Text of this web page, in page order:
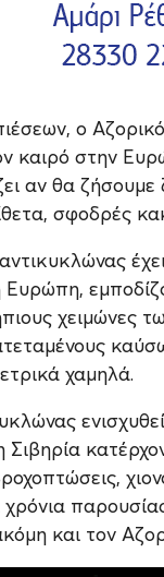
ο
καιρό στην
αν θα ζήσουμε
σφοδρές
Ευρώπη,
χειμώνες
χαμηλά.
και τον